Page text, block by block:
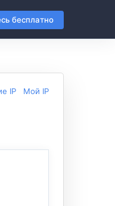
бесплатно
IP Мой IP